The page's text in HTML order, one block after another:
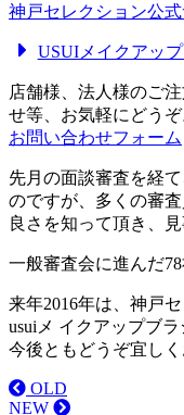
神戸セレクション公式
USUIメイクアッ
店舗様、法人様のご
せ等、お気軽にどうぞ
お問い合わせフォーム
先月の面談審査を経
のですが、多くの審
良さを知って頂き、
一般審査会に進んだ
来年2016年は、神戸
usuiメ イクアップブ
今後ともどうぞ宜しく
OLD
NEW